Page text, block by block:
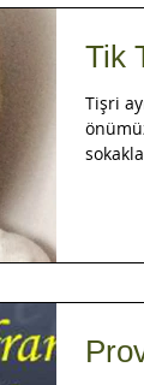
Tik
Tişri